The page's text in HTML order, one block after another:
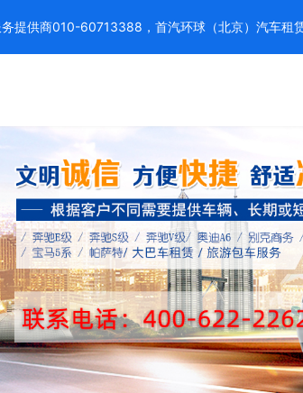
提供商010-60713388，首汽环球（北京）汽车租